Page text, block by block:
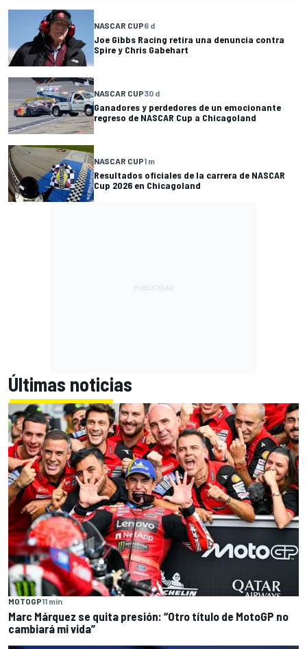
NASCAR CUP6 d
Joe Gibbs Racing retira una denuncia contra
Spire y Chris Gabehart
NASCAR CUP30 d
Ganadores y perdedores de un emocionante
regreso de NASCAR Cup a Chicagoland
NASCAR CUP1 m
Resultados oficiales de la carrera de NASCAR
Cup 2026 en Chicagoland
Últimas noticias
MOTOGP11 min
Marc Márquez se quita presión: “Otro título de MotoGP no
cambiará mi vida”